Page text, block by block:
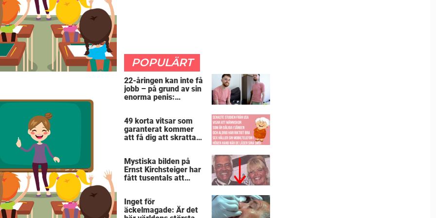
POPULÄRT
22-åringen kan inte få
jobb – på grund av sin
enorma penis:
49 korta vitsar som
garanterat kommer
att få dig att skratta
Mystiska bilden på
Ernst Kirchsteiger har
fått tusentals att
Inget för
äckelmagade: Är det